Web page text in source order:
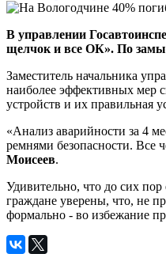
В управлении
щелчок и все ОК». По
Заместитель начальника
наиболее эффективных мер
устройств и их правильная
«Анализ аварийности за 4
ремнями безопасности. Все
Моисеев.
​Удивительно, что до сих
граждане уверены, что, не
формально - во избежание